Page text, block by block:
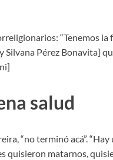
“Tenemos
Silvana Pérez Bonavita]
salud
“no terminó acá”.
quisieron matarnos,